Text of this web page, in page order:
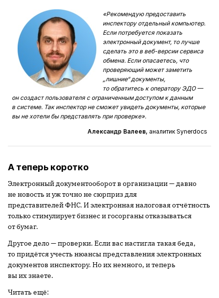
«Рекомендую предоставить
инспектору отдельный компьютер.
Если потребуется показать
электронный документ, то лучше
сделать это в веб-версии сервиса
обмена. Если опасаетесь, что
проверяющий может заметить
„лишние“ документы,
то обратитесь к оператору ЭДО —
он создаст пользователя с ограниченным доступом к данным
в системе. Так инспектор не сможет увидеть документы, которые
вы не хотели бы представлять при проверке».
Александр Валеев, аналитик Synerdocs
А теперь коротко
Электронный документооборот в организации — давно
не новость и уж точно не сюрприз для
представителей ФНС. И электронная налоговая отчётность
только стимулирует бизнес и госорганы отказываться
от бумаг.
Другое дело — проверки. Если вас настигла такая беда,
то придётся учесть нюансы представления электронных
документов инспектору. Но их немного, и теперь
вы их знаете.
Читать ещё: